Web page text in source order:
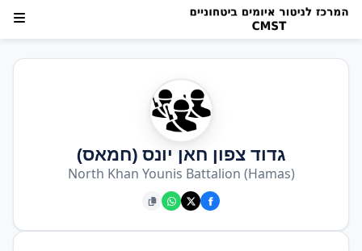
גדוד צפון חאן יונס (חמאס)
North Khan Younis Battalion (Hamas)